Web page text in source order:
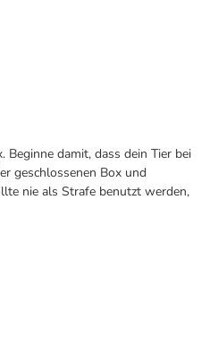
damit, dass dein Tier bei
geschlossenen Box und
nie als Strafe benutzt werden,